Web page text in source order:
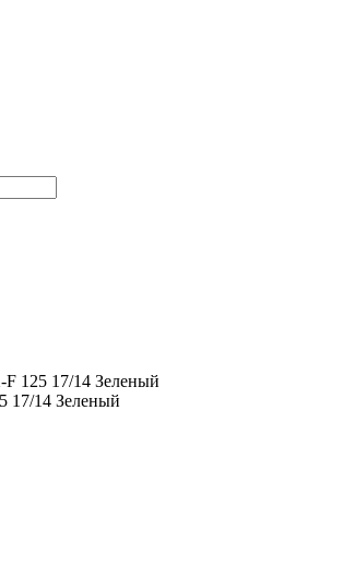
125 17/14 Зеленый
17/14 Зеленый